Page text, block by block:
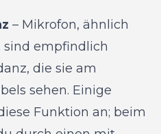
– Mikrofon, ähnlich
sind empfindlich
die sie am
sehen. Einige
Funktion an; beim